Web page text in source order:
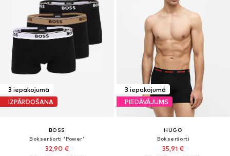
3 iepakojumā
IZPĀRDOŠANA
BOSS
Bokseršorti 'Power'
32,90 €
3 iepakojumā
PIEDĀVĀJUMS
HUGO
Bokseršorti
35,91 €